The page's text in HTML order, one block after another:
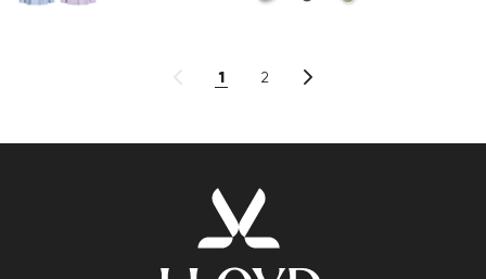
1 2